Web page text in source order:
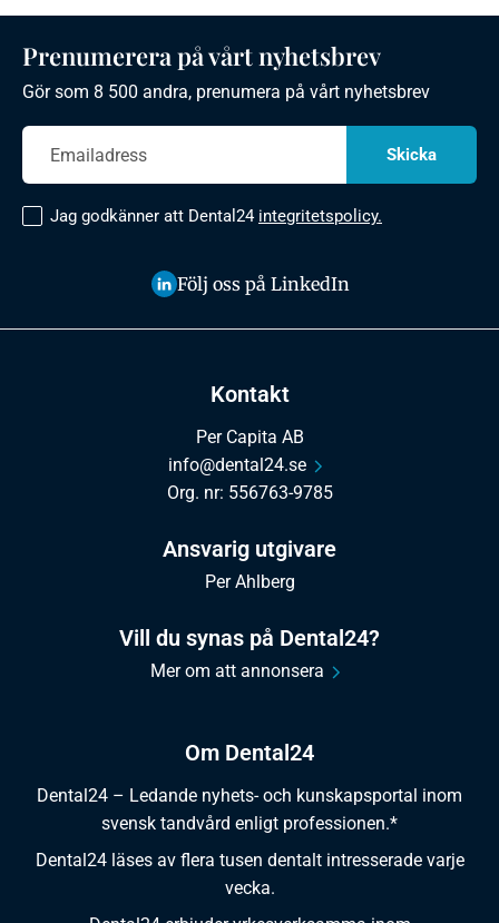
Om Dental24
Dental24 – Ledande nyhets- och kunskapsportal inom
svensk tandvård enligt professionen.*
Dental24 läses av flera tusen dentalt intresserade varje
vecka.
Kontakt
Per Capita AB
info@dental24.se
Org. nr: 556763-9785
Ansvarig utgivare
Per Ahlberg
Vill du synas på Dental24?
Mer om att annonsera
Prenumerera på vårt nyhetsbrev
Gör som 8 500 andra, prenumera på vårt nyhetsbrev
Jag godkänner att Dental24 integritetspolicy.
Följ oss på LinkedIn